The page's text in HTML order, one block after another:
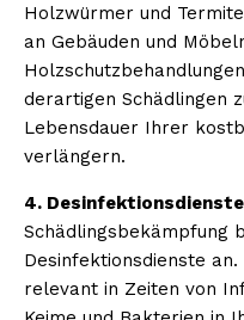
Holzwürmer und
an Gebäuden und
derartigen Schädlingen
Lebensdauer Ihrer
verlängern.
4.
Schädlingsbekämpfung
Desinfektionsdienste
relevant in Zeiten von